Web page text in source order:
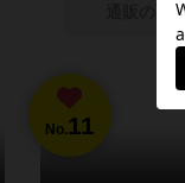
通販の取
No. 11